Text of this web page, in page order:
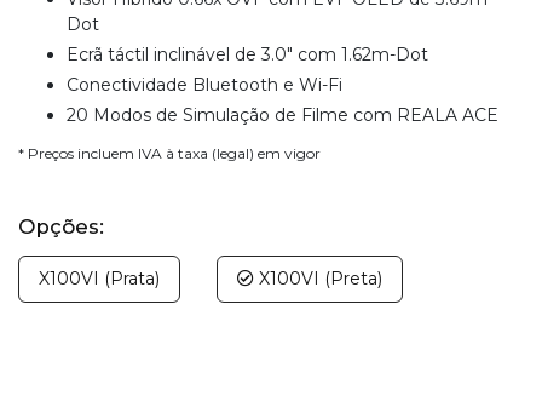
Dot
Ecrã táctil inclinável de 3.0" com 1.62m-Dot
Conectividade Bluetooth e Wi-Fi
20 Modos de Simulação de Filme com REALA ACE
* Preços incluem IVA à taxa (legal) em vigor
Opções:
X100VI (Prata) X100VI (Preta)